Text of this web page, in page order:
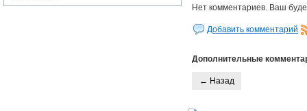
Нет комментариев. Ваш
Добавить комментарий
Дополнительные
← Назад